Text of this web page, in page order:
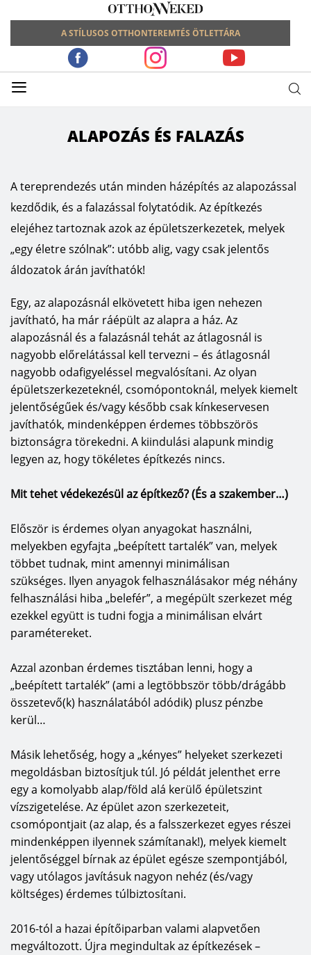
A STÍLUSOS OTTHONTEREMTÉS ÖTLETTÁRA
≡
ALAPOZÁS ÉS FALAZÁS
A tereprendezés után minden házépítés az alapozással
kezdődik, és a falazással folytatódik. Az építkezés
elejéhez tartoznak azok az épületszerkezetek, melyek
„egy életre szólnak”: utóbb alig, vagy csak jelentős
áldozatok árán javíthatók!
Egy, az alapozásnál elkövetett hiba igen nehezen
javítható, ha már ráépült az alapra a ház. Az
alapozásnál és a falazásnál tehát az átlagosnál is
nagyobb előrelátással kell tervezni – és átlagosnál
nagyobb odafigyeléssel megvalósítani. Az olyan
épületszerkezeteknél, csomópontoknál, melyek kiemelt
jelentőségűek és/vagy később csak kínkeservesen
javíthatók, mindenképpen érdemes többszörös
biztonságra törekedni. A kiindulási alapunk mindig
legyen az, hogy tökéletes építkezés nincs.
Mit tehet védekezésül az építkező? (És a szakember…)
Először is érdemes olyan anyagokat használni,
melyekben egyfajta „beépített tartalék” van, melyek
többet tudnak, mint amennyi minimálisan
szükséges. Ilyen anyagok felhasználásakor még néhány
felhasználási hiba „belefér”, a megépült szerkezet még
ezekkel együtt is tudni fogja a minimálisan elvárt
paramétereket.
Azzal azonban érdemes tisztában lenni, hogy a
„beépített tartalék” (ami a legtöbbször több/drágább
összetevő(k) használatából adódik) plusz pénzbe
kerül…
Másik lehetőség, hogy a „kényes” helyeket szerkezeti
megoldásban biztosítjuk túl. Jó példát jelenthet erre
egy a komolyabb alap/föld alá kerülő épületszint
vízszigetelése. Az épület azon szerkezeteit,
csomópontjait (az alap, és a falsszerkezet egyes részei
mindenképpen ilyennek számítanak!), melyek kiemelt
jelentőséggel bírnak az épület egésze szempontjából,
vagy utólagos javításuk nagyon nehéz (és/vagy
költséges) érdemes túlbiztosítani.
2016-tól a hazai építőiparban valami alapvetően
megváltozott. Újra megindultak az építkezések –